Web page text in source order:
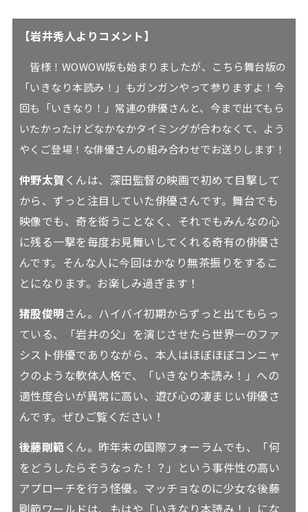
【岩井秀人よりコメント】
皆様！WOWOW版も始まりましたが、こちら舞台版の
「いきなり本読み！」もガンガンやって参りますよ！今
回も「いきなり！」常連の俳優さんと、今まで出てもら
いたかったけどなかなかタイミングが合わなくて、よう
やくご登場！な俳優さんの組み合わせでお送りします！
仲野太賀 くんは、深田監督の映画で初めて目撃して
から、ずっと注目していた俳優さんです。舞台でも
映像でも、奇を衒うことなく、それでもみんなの心
に残る一撃を毎度お見舞いしてくれる奇有の俳優さ
んです。そんな人に今回はかなり無茶振りをするこ
とになります。お楽しみ過ぎます！
猪股俊明さん。ハイバイ初期からずっと出てもらっ
ている、「岩井の父」を演じさせたら世界一のファ
シスト俳優でありながら、本人はほぼほぼコンニャ
クのような軟体人格で、「いきなり本読み！」への
適性度合いが異常に高い、遊び心の凄まじい俳優さ
んです。ぜひご覧ください！
後藤剛範くん。昨年末の国際フォーラムでも、「何
をどうしたらそうなった！？」という事件性の高い
アプローチを行う怪優。マッチョなのに少女な後藤